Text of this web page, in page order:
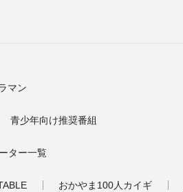
マン
青少年向け推奨番組
ター一覧
おかやま100人カイギ